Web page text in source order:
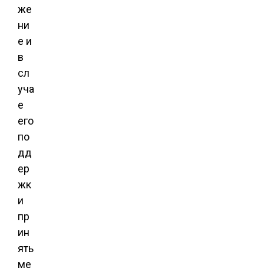
же
ни
е и
в
сл
уча
е
его
по
дд
ер
жк
и
пр
ин
ять
ме